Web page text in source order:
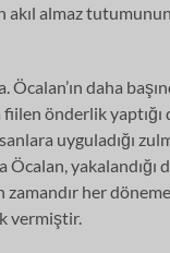
akıl almaz
Öcalan’ın daha
fiilen önderlik
uyguladığı
Öcalan, yakalandığı
zamandır her
vermiştir.